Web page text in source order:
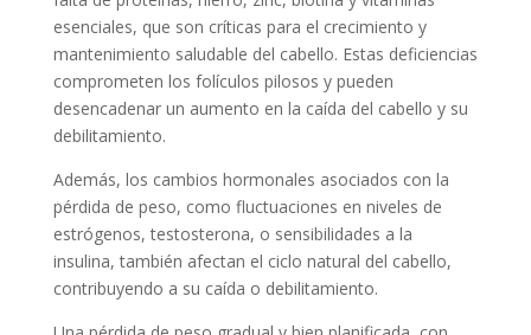
esenciales, que son críticas para el crecimiento y
mantenimiento saludable del cabello. Estas deficiencias
comprometen los folículos pilosos y pueden
desencadenar un aumento en la caída del cabello y su
debilitamiento.
Además, los cambios hormonales asociados con la
pérdida de peso, como fluctuaciones en niveles de
estrógenos, testosterona, o sensibilidades a la
insulina, también afectan el ciclo natural del cabello,
contribuyendo a su caída o debilitamiento.